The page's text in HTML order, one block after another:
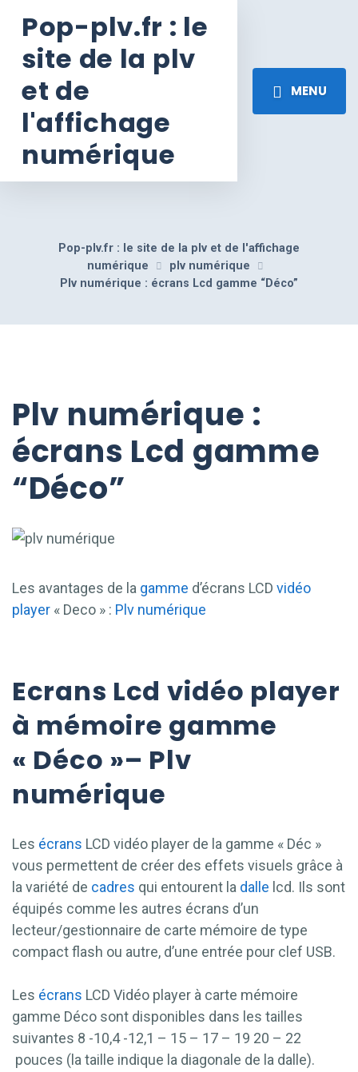
Pop-plv.fr : le
site de la plv
et de
l'affichage
numérique
MENU
Pop-plv.fr : le site de la plv et de l'affichage
numérique
plv numérique
Plv numérique : écrans Lcd gamme “Déco”
Plv numérique :
écrans Lcd gamme
“Déco”
Les avantages de la gamme d’écrans LCD vidéo
player « Deco » : Plv numérique
Ecrans Lcd vidéo player
à mémoire gamme
« Déco »– Plv
numérique
Les écrans LCD vidéo player de la gamme « Déc »
vous permettent de créer des effets visuels grâce à
la variété de cadres qui entourent la dalle lcd. Ils sont
équipés comme les autres écrans d’un
lecteur/gestionnaire de carte mémoire de type
compact flash ou autre, d’une entrée pour clef USB.
Les écrans LCD Vidéo player à carte mémoire
gamme Déco sont disponibles dans les tailles
suivantes 8 -10,4 -12,1 – 15 – 17 – 19 20 – 22
pouces (la taille indique la diagonale de la dalle).